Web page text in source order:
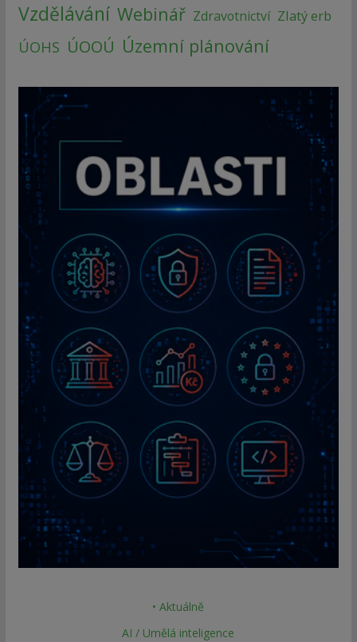
Vzdělávání Webinář Zdravotnictví Zlatý erb
ÚOHS ÚOOÚ Územní plánování
• Aktuálně
AI / Umělá inteligence